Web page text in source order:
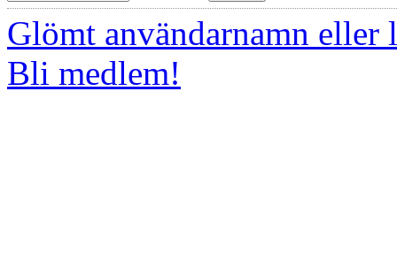
Glömt användarnamn eller
Bli medlem!